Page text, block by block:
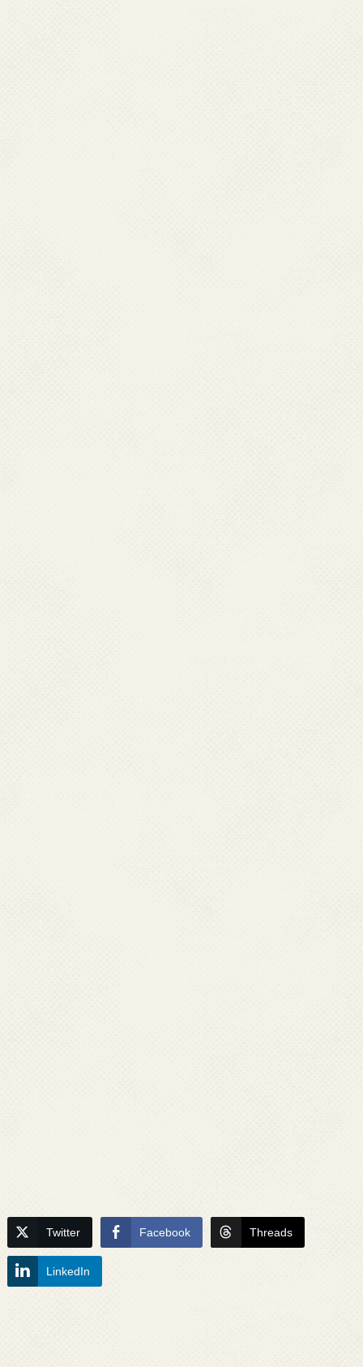
Twitter Facebook Threads
LinkedIn